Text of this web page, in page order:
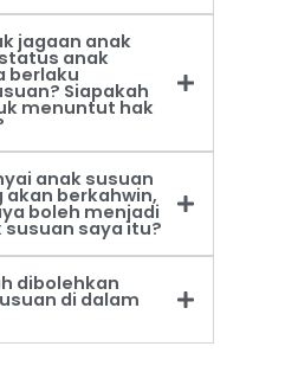
jagaan anak
anak
berlaku
Siapakah
menuntut hak
anak susuan
berkahwin,
boleh menjadi
susuan saya itu?
dibolehkan
di dalam